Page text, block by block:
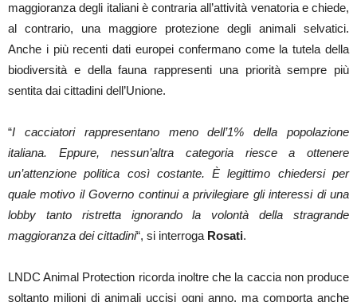
maggioranza degli italiani è contraria all’attività venatoria e chiede,
al contrario, una maggiore protezione degli animali selvatici.
Anche i più recenti dati europei confermano come la tutela della
biodiversità e della fauna rappresenti una priorità sempre più
sentita dai cittadini dell’Unione.
“I cacciatori rappresentano meno dell’1% della popolazione
italiana. Eppure, nessun’altra categoria riesce a ottenere
un’attenzione politica così costante. È legittimo chiedersi per
quale motivo il Governo continui a privilegiare gli interessi di una
lobby tanto ristretta ignorando la volontà della stragrande
maggioranza dei cittadini“, si interroga Rosati.
LNDC Animal Protection ricorda inoltre che la caccia non produce
soltanto milioni di animali uccisi ogni anno, ma comporta anche